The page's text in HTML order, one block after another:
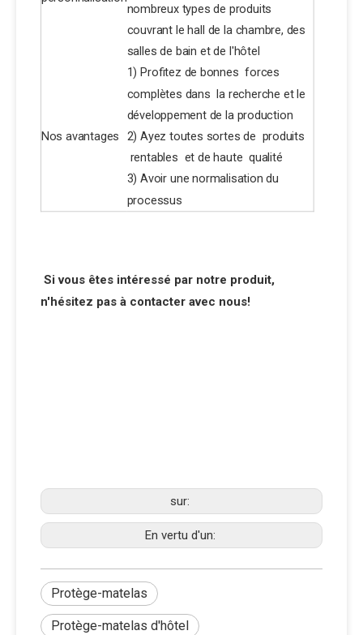
nombreux types de produits
couvrant le hall de la chambre, des
salles de bain et de l'hôtel
Nos avantages
1) Profitez de bonnes forces
complètes dans la recherche et le
développement de la production
2) Ayez toutes sortes de produits
rentables et de haute qualité
3) Avoir une normalisation du
processus
Si vous êtes intéressé par notre produit,
n'hésitez pas à contacter avec nous!
sur:
En vertu d'un:
Protège-matelas
Protège-matelas d'hôtel